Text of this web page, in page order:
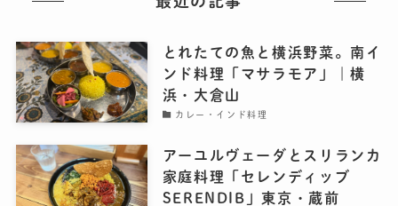
とれたての魚と横浜野菜。南イ
ンド料理「マサラモア」｜横
浜・大倉山
カレー・インド料理
アーユルヴェーダとスリランカ
家庭料理「セレンディッブ
SERENDIB」東京・蔵前